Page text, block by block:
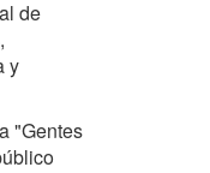
de
y
"Gentes